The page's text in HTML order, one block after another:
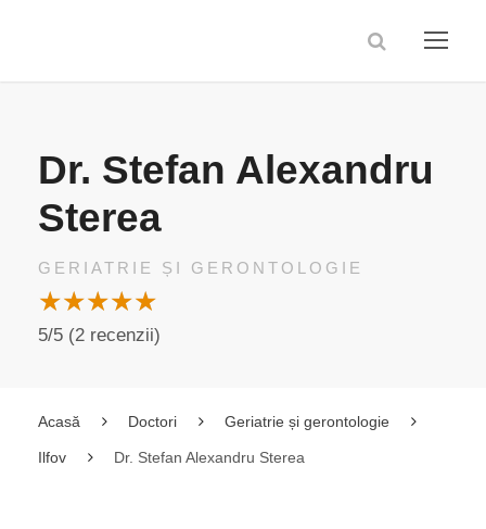
Dr. Stefan Alexandru
Sterea
GERIATRIE ȘI GERONTOLOGIE
5/5 (2 recenzii)
Acasă Doctori Geriatrie și gerontologie
Ilfov Dr. Stefan Alexandru Sterea